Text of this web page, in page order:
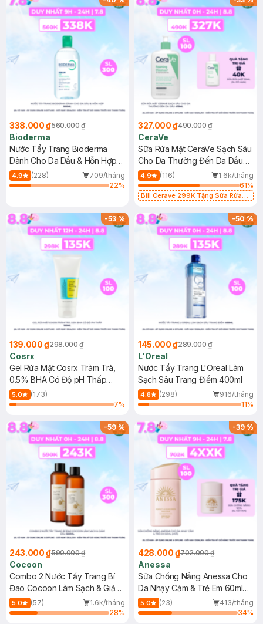
338.000 ₫560.000 ₫
Bioderma
Nước Tẩy Trang Bioderma
Dành Cho Da Dầu & Hỗn Hợp
500ml
4.9 (228)
709/tháng
22%
327.000 ₫490.000 ₫
CeraVe
Sữa Rửa Mặt CeraVe Sạch Sâu
Cho Da Thường Đến Da Dầu
473ml
4.9 (116)
1.6k/tháng
61%
Bill Cerave 299K Tặng Sữa Rửa
-53%
139.000 ₫298.000 ₫
Cosrx
Gel Rửa Mặt Cosrx Tràm Trà,
0.5% BHA Có Độ pH Thấp
150ml
5.0
(173)
7%
-50%
145.000 ₫289.000 ₫
L'Oreal
Nước Tẩy Trang L'Oreal Làm
Sạch Sâu Trang Điểm 400ml
4.8 (298)
916/tháng
11%
-59%
243.000 ₫590.000 ₫
Cocoon
Combo 2 Nước Tẩy Trang Bí
Đao Cocoon Làm Sạch & Giảm
Dầu 500ml
5.0 (57)
1.6k/tháng
28%
-39%
428.000 ₫702.000 ₫
Anessa
Sữa Chống Nắng Anessa Cho
Da Nhạy Cảm & Trẻ Em 60ml
(Mới)
5.0 (23)
413/tháng
34%